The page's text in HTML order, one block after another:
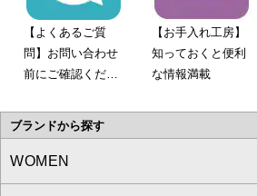
【よくあるご質
問】お問い合わせ
前にご確認くださ
【お手入れ工房】
知っておくと便利
な情報満載
ブランドから探す
WOMEN